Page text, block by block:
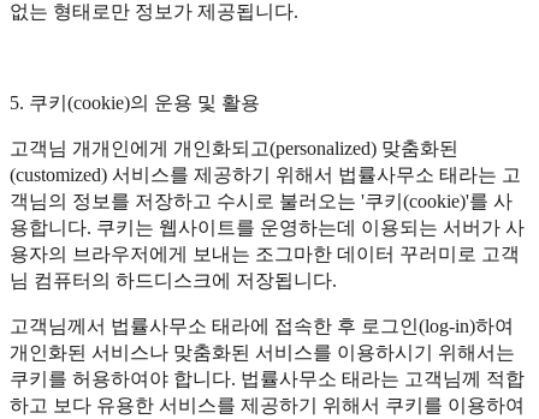
없는 형태로만 정보가 제공됩니다.
5. 쿠키(cookie)의 운용 및 활용
고객님 개개인에게 개인화되고(personalized) 맞춤화된
(customized) 서비스를 제공하기 위해서 법률사무소 태라는 고
객님의 정보를 저장하고 수시로 불러오는 '쿠키(cookie)'를 사
용합니다. 쿠키는 웹사이트를 운영하는데 이용되는 서버가 사
용자의 브라우저에게 보내는 조그마한 데이터 꾸러미로 고객
님 컴퓨터의 하드디스크에 저장됩니다.
고객님께서 법률사무소 태라에 접속한 후 로그인(log-in)하여
개인화된 서비스나 맞춤화된 서비스를 이용하시기 위해서는
쿠키를 허용하여야 합니다. 법률사무소 태라는 고객님께 적합
하고 보다 유용한 서비스를 제공하기 위해서 쿠키를 이용하여